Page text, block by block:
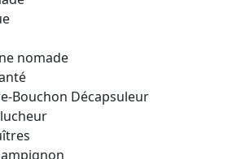
nomade
Bouchon Décapsuleur